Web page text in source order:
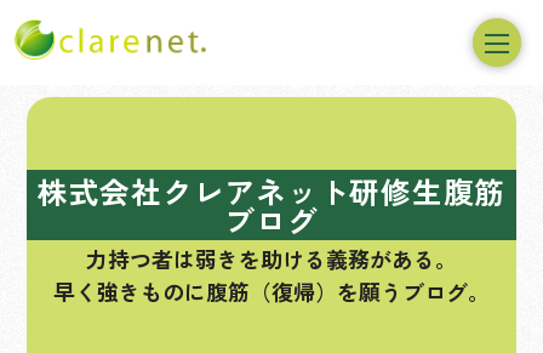
株式会社クレアネット研修生腹筋
ブログ
力持つ者は弱きを助ける義務がある。
早く強きものに腹筋（復帰）を願うブログ。